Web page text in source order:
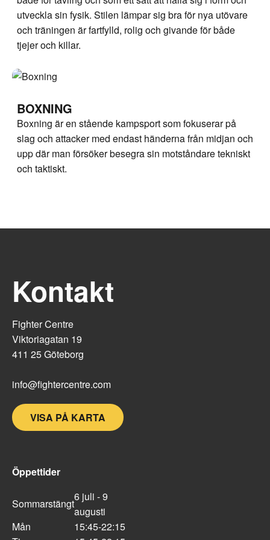
utveckla sin fysik. Stilen lämpar sig bra för nya utövare
och träningen är fartfylld, rolig och givande för både
tjejer och killar.
BOXNING
Boxning är en stående kampsport som fokuserar på
slag och attacker med endast händerna från midjan och
upp där man försöker besegra sin motståndare tekniskt
och taktiskt.
Kontakt
Fighter Centre
Viktoriagatan 19
411 25 Göteborg
info@fightercentre.com
VISA PÅ KARTA
Öppettider
Sommarstängt
6 juli - 9
augusti
Mån
15:45-22:15